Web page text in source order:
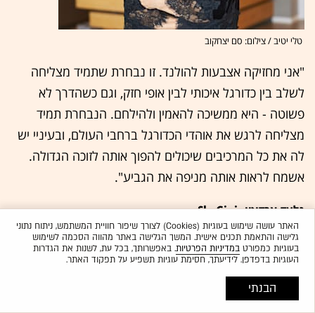
טלי יטיב / צילום: סם יצחקוב
"אני מחזיקה אצבעות להולנד. זו נבחרת שתמיד מצליחה
לשלב בין כדורגל איכותי לבין אופי חזק, וגם כשהדרך לא
פשוטה - היא ממשיכה להאמין ולהילחם. הנבחרת תמיד
מצליחה לרגש את אוהדי הכדורגל ברחבי העולם, ובעיניי יש
לה את כל המרכיבים שיכולים להפוך אותה לזוכה הגדולה.
אשמח לראות אותה מניפה את הגביע".
גלעד ארדיטי, SkyGini
האתר עושה שימוש בעוגיות (Cookies) לצורך שיפור חוויית המשתמש, ניתוח נתוני
גלישה והתאמת תכנים אישית. המשך הגלישה באתר מהווה הסכמה לשימוש
בעוגיות כמפורטבמדיניות הפרטיות. באפשרותך, בכל עת, לשנות את הגדרות
העוגיות בדפדפן. לידיעתך, חסימת עוגיות תשפיע על תפקוד האתר.
הבנתי